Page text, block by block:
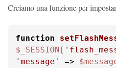
Creiamo una funzione per
function
$_SESSION [
'message'
=>